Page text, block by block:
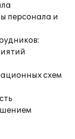
персонала и
схем